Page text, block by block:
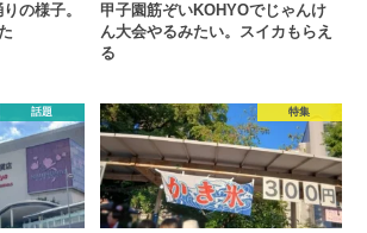
の様子。
甲子園筋ぞいKOHYOでじゃんけ
ん大会やるみたい。スイカもらえ
る
話題 特集